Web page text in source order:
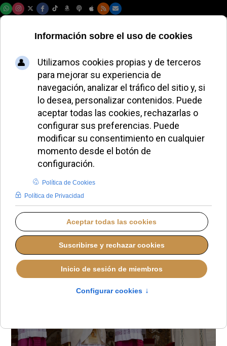
El Vaticano instala
el árbol de Navidad
de 2025 en San
Pedro
REDACCIÓN
LO QUE OTROS CUENTAN
VIERNES, 28 NOVIEMBRE 2025 09:00